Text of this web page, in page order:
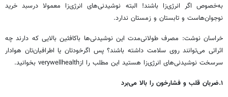
به‌خصوص اگر انرژی‌زا باشند! البته نوشیدنی‌های انرژی‌زا معمولا درسبد خرید
نوجوان‌هاست و تابستان و زمستان ندارد.
خراسان نوشت: مصرف طولانی‌مدت این نوشیدنی‌ها باکافئین بالایی که دارند چه
اثراتی می‌توانند روی سلامت داشته باشند؟ پس اگرخودتان یا اطرافیان‌تان هوادار
سرسخت نوشیدنی‌های انرژی‌زا هستید این مطلب را ازverywellhealth بخوانید.
۱.ضربان قلب و فشارخون را بالا می‌برد